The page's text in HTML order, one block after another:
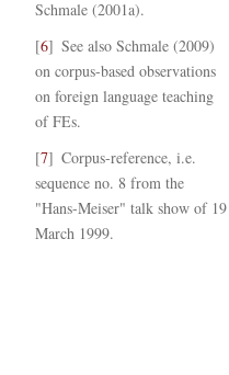
Schmale (2001a).
6
See also Schmale (2009)
on corpus-based observations
on foreign language teaching
of FEs.
7
Corpus-reference, i.e.
sequence no. 8 from the
"Hans-Meiser" talk show of 19
March 1999.